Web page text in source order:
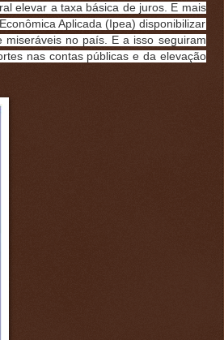
elevar a taxa básica de juros. E mais
Aplicada (Ipea) disponibilizar
no país. E a isso seguiram
nas contas públicas e da elevação